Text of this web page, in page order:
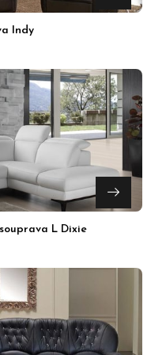
Indy
L Dixie